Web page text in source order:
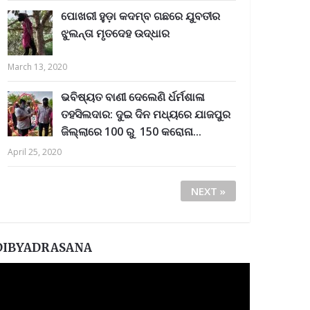
ପୋଖରୀ ହୁଡ଼ା କଦମ୍ବ ଗଛରେ ଯୁବତୀର
ଝୁଲନ୍ତା ମୃତଦେହ ଉଦ୍ଧାର
March 13, 2020
ଭବିଷ୍ୟତ ବାଣୀ ଦେଲେଣି ର୍ଧର୍ମଶାଳା
ତହସିଲଦାର: ଦୁଇ ଦିନ ମଧ୍ୟରେ ଯାଜପୁର
ଜିଲ୍ଲାରେ 100 ରୁ 150 କରୋନା...
April 25, 2020
NEXT »